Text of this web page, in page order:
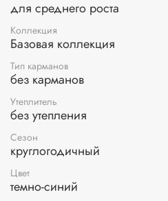
для среднего роста
Коллекция
Базовая коллекция
Тип карманов
без карманов
Утеплитель
без утепления
Сезон
круглогодичный
Цвет
темно-синий